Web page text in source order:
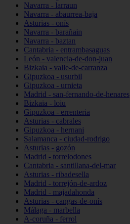
Navarra - larraun
Navarra - abaurrea-baja
Asturias - onís
Navarra - barañain
Navarra - baztan
Cantabria - entrambasaguas
León - valencia-de-don-juan
Bizkaia - valle-de-carranza
Gipuzkoa - usurbil
Gipuzkoa - urnieta
Madrid - san-fernando-de-henares
Bizkaia - loiu
Gipuzkoa - errenteria
Asturias - cabrales
Gipuzkoa - hernani
Salamanca - ciudad-rodrigo
Asturias - gozón
Madrid - torrelodones
Cantabria - santillana-del-mar
Asturias - ribadesella
Madrid - torrejón-de-ardoz
Madrid - majadahonda
Asturias - cangas-de-onís
Málaga - marbella
A-coruña - ferrol